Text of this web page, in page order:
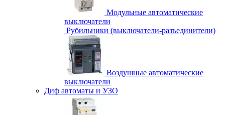
Модульные автоматические
выключатели
Рубильники (выключатели-разъединители)
Воздушные автоматические
выключатели
Диф автоматы и УЗО